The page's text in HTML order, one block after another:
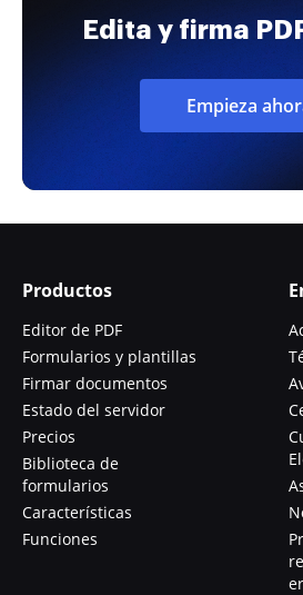
Edita y firma
Empieza
Productos
Editor de PDF
Formularios y plantillas
Firmar documentos
Estado del servidor
Precios
Biblioteca de
formularios
Características
Funciones